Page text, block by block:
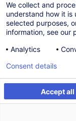
[EN version below]
Et si
de
We collect and
understand how it is
selected purposes,
information, see our
Analytics
Accept all
Consent details